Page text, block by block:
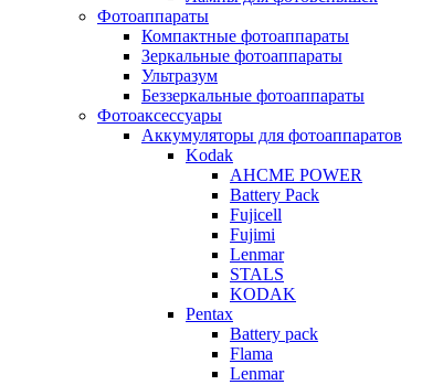
Фотоаппараты
Компактные фотоаппараты
Зеркальные фотоаппараты
Ультразум
Беззеркальные фотоаппараты
Фотоаксессуары
Аккумуляторы для фотоаппаратов
Kodak
AHCME POWER
Battery Pack
Fujicell
Fujimi
Lenmar
STALS
KODAK
Pentax
Battery pack
Flama
Lenmar